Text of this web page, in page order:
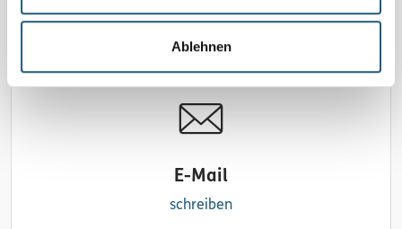
Ablehnen
036640 22605
E-Mail
schreiben